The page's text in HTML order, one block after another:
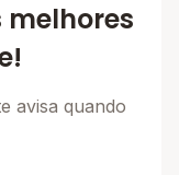
melhores
avisa quando